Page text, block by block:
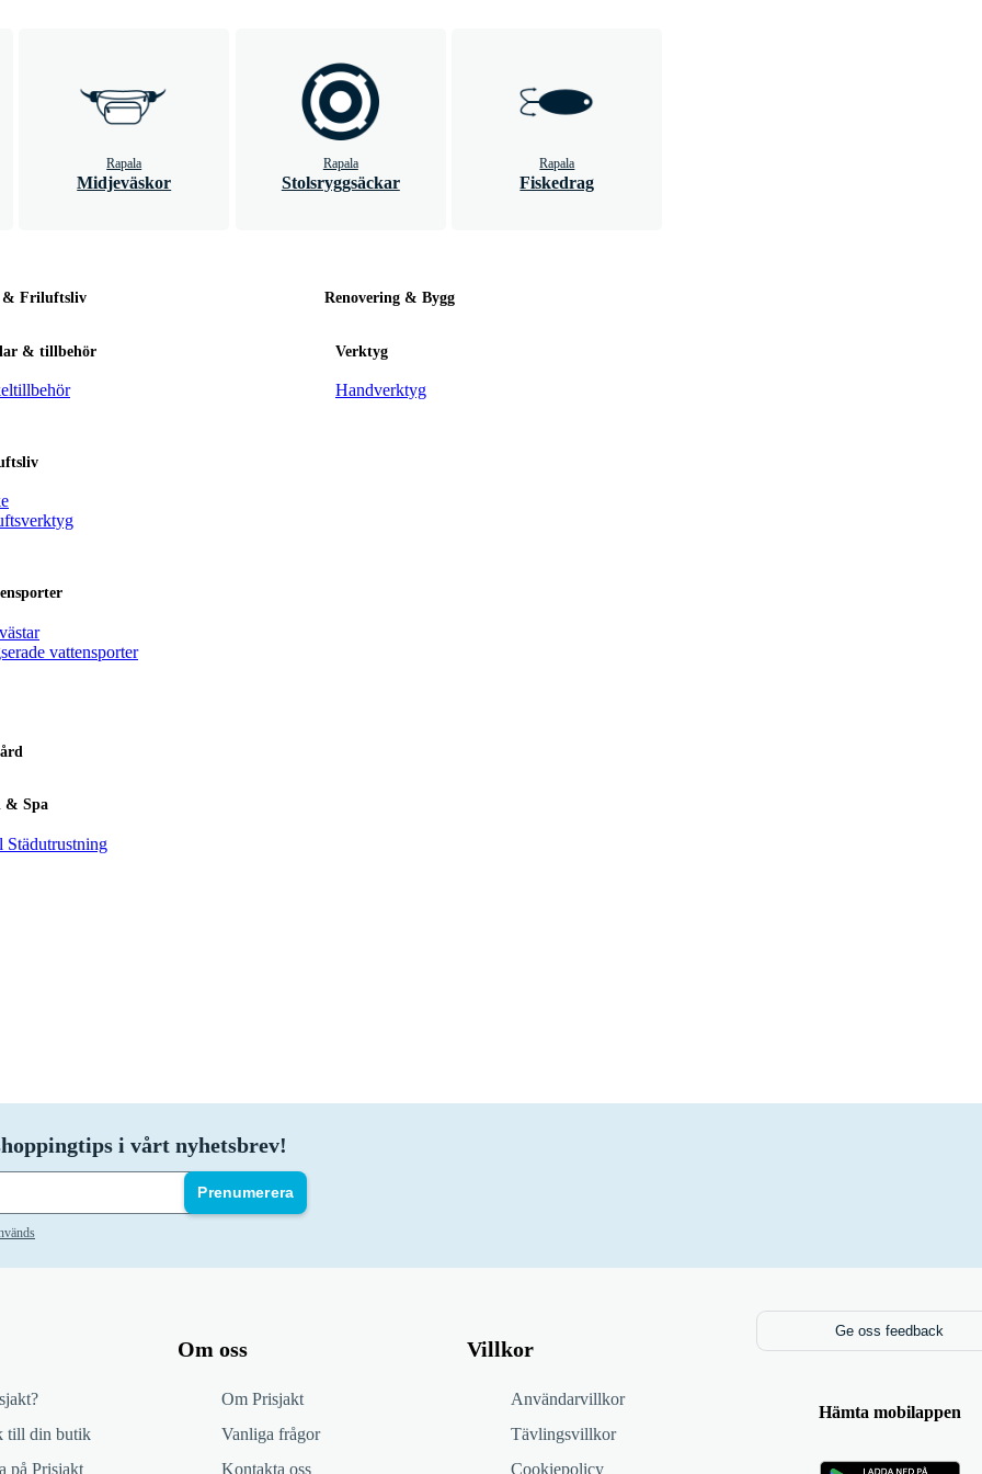
Rapala
Midjeväskor
Rapala
Stolsryggsäckar
Rapala
Fiskedrag
& Friluftsliv
& tillbehör
vattensporter
& Spa
Städutrustning
Renovering & Bygg
Verktyg
Handverktyg
i vårt nyhetsbrev!
Prenumerera
till din butik
på Prisjakt
Om oss
Om Prisjakt
Vanliga frågor
Kontakta oss
Villkor
Användarvillkor
Tävlingsvillkor
Cookiepolicy
Ge oss feedback
Hämta mobilappen